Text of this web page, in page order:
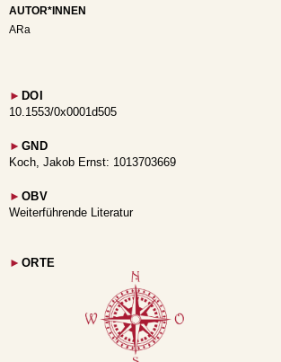
AUTOR*INNEN
ARa
► DOI
10.1553/0x0001d505
► GND
Koch, Jakob Ernst: 1013703669
► OBV
Weiterführende Literatur
► ORTE